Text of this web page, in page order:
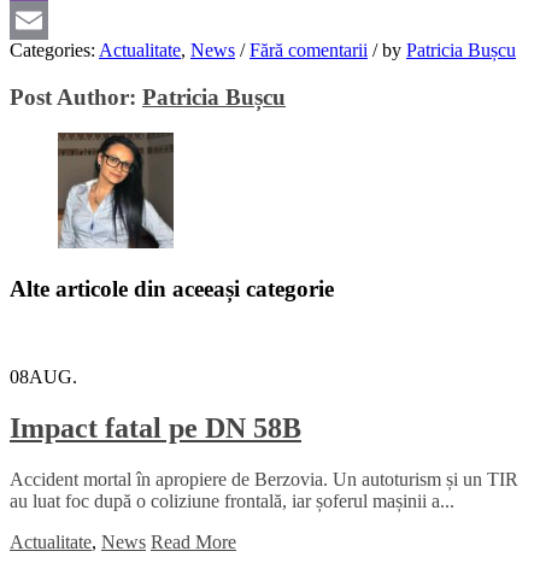
Viber
Email
Categories: Actualitate, News / Fără comentarii /by Patricia Bușcu
Post Author: Patricia Bușcu
Alte articole din aceeași categorie
08AUG.
Impact fatal pe DN 58B
Accident mortal în apropiere de Berzovia. Un autoturism și un TIR
au luat foc după o coliziune frontală, iar șoferul mașinii a...
Actualitate, News Read More